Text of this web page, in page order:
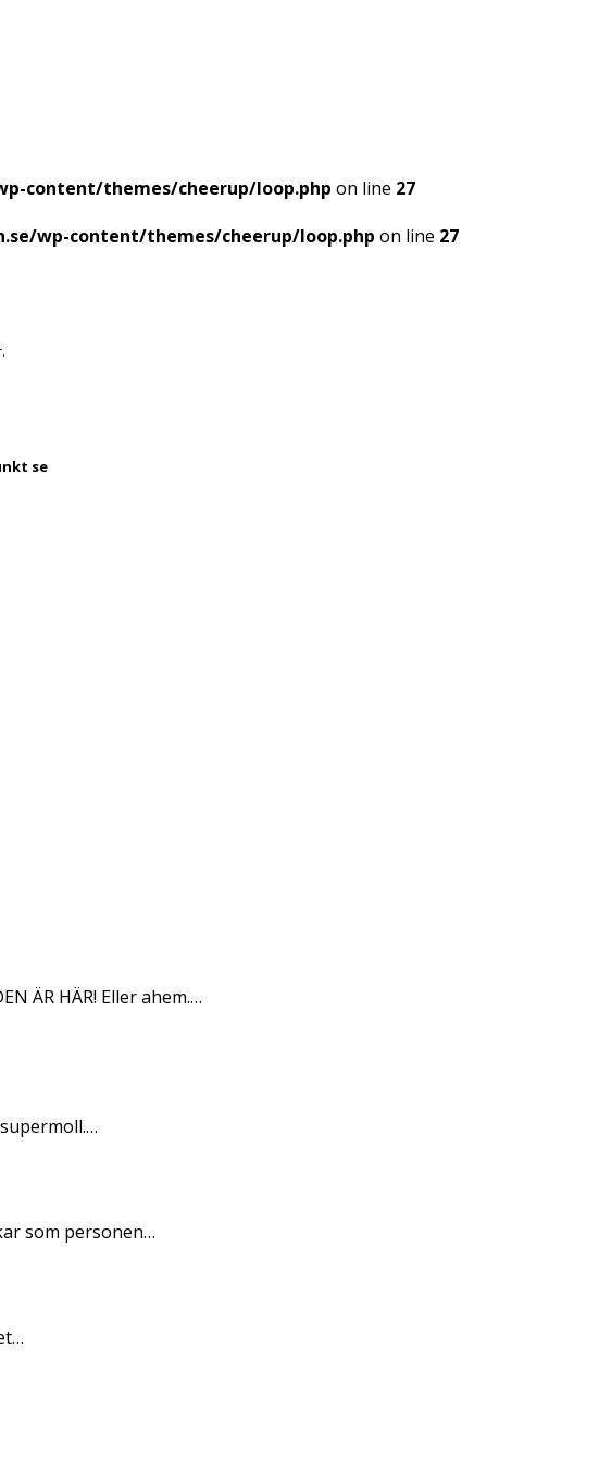
content/themes/cheerup/loop.php on line 27
wp-content/themes/cheerup/loop.php on line 27
se
ÄR HÄR! Eller ahem.…
som personen…